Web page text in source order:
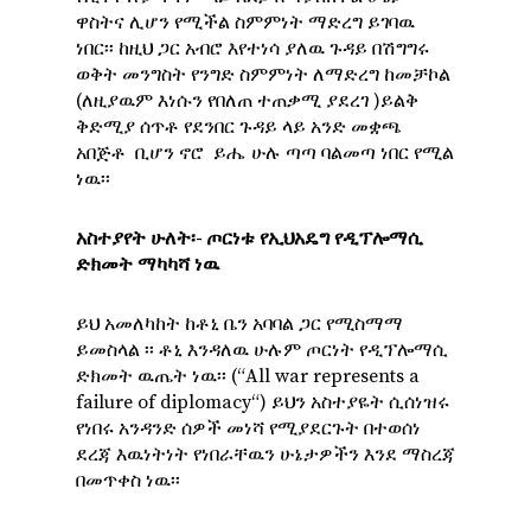
ዋስትና ሊሆን የሚችል ስምምነት ማድረግ ይገባዉ
ነበር፡፡ ከዚህ ጋር አብሮ እየተነሳ ያለዉ ጉዳይ በሽግግሩ
ወቅት መንግስት የንግድ ስምምነት ለማድረግ ከመቻኮል
(ለዚያዉም እነሱን የበለጠ ተጠቃሚ ያደረገ )ይልቅ
ቅድሚያ ሰጥቶ የደንበር ጉዳይ ላይ አንድ መቋጫ
አበጅቶ ቢሆን ኖሮ ይሔ ሁሉ ጣጣ ባልመጣ ነበር የሚል
ነዉ፡፡
አስተያየት ሁለት፡- ጦርነቱ የኢህአዴግ የዲፕሎማሲ
ድክመት ማካካሻ ነዉ
ይህ አመለካከት ከቶኒ ቤን አባባል ጋር የሚስማማ
ይመስላል ፡፡ ቶኒ እንዳለዉ ሁሉም ጦርነት የዲፕሎማሲ
ድክመት ዉጤት ነዉ፡፡ (“All war represents a
failure of diplomacy“) ይህን አስተያዬት ሲሰነዝሩ
የነበሩ አንዳንድ ሰዎች መነሻ የሚያደርጉት በተወሰነ
ደረጃ እዉነትነት የነበራቸዉን ሁኔታዎችን እንደ ማስረጃ
በመጥቀስ ነዉ፡፡